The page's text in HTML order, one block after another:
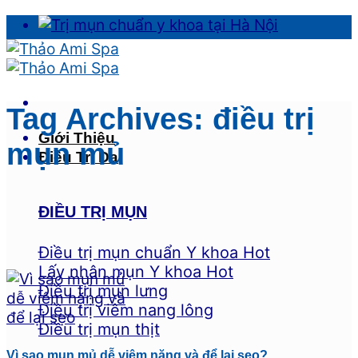
Skip
to
content
Giới Thiệu
Điều Trị Da
ĐIỀU TRỊ MỤN
Điều trị mụn chuẩn Y khoa
Lấy nhân mụn Y khoa
Điều trị mụn lưng
Điều trị viêm nang lông
Điều trị mụn thịt
Tag Archives: điều trị
mụn mủ
Vì sao mụn mủ dễ viêm nặng và để lại sẹo?